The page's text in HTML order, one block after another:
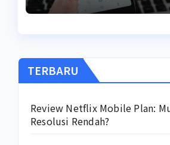
TERBARU
Review Netflix Mobile Plan:
Resolusi Rendah?